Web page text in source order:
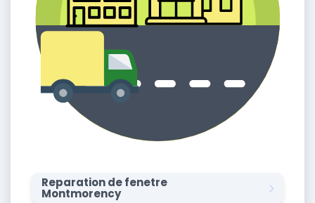
Reparation de fenetre
Montmorency